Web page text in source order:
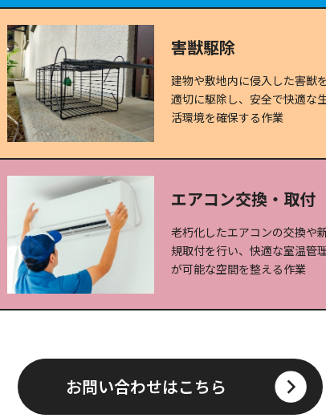
害獣駆除
建物や敷地内に侵入した害獣
適切に駆除し、安全で快適な
活環境を確保する作業
エアコン交換・取付
老朽化したエアコンの交換や
規取付を行い、快適な室温管
が可能な空間を整える作業
お問い合わせはこちら